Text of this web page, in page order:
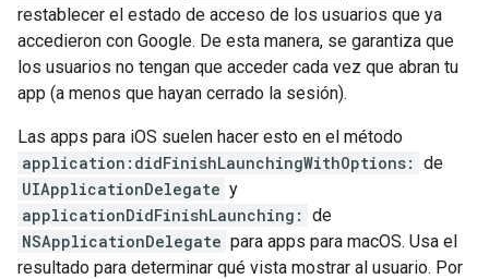
restablecer el estado de acceso de los usuarios que ya
accedieron con Google. De esta manera, se garantiza que
los usuarios no tengan que acceder cada vez que abran tu
app (a menos que hayan cerrado la sesión).
Las apps para iOS suelen hacer esto en el método
application:didFinishLaunchingWithOptions: de
UIApplicationDelegate y
applicationDidFinishLaunching: de
NSApplicationDelegate para apps para macOS. Usa el
resultado para determinar qué vista mostrar al usuario. Por